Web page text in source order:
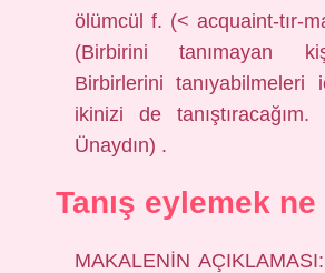
ölümcül f. (< acquaint-tır-
(Birbirini tanımayan
Birbirlerini tanıyabilmeleri
ikinizi de
Ünaydın) .
Tanış eylemek
MAKALENİN